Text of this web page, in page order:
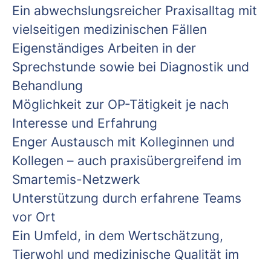
Ein abwechslungsreicher Praxisalltag mit
vielseitigen medizinischen Fällen
Eigenständiges Arbeiten in der
Sprechstunde sowie bei Diagnostik und
Behandlung
Möglichkeit zur OP-Tätigkeit je nach
Interesse und Erfahrung
Enger Austausch mit Kolleginnen und
Kollegen – auch praxisübergreifend im
Smartemis-Netzwerk
Unterstützung durch erfahrene Teams
vor Ort
Ein Umfeld, in dem Wertschätzung,
Tierwohl und medizinische Qualität im